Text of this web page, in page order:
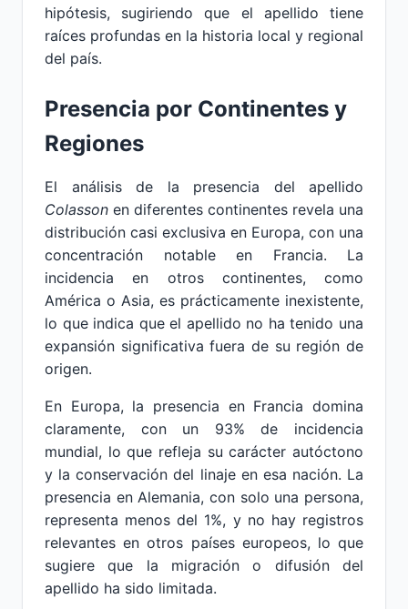
hipótesis, sugiriendo que el apellido tiene
raíces profundas en la historia local y regional
del país.
Presencia por Continentes y
Regiones
El análisis de la presencia del apellido
Colasson en diferentes continentes revela una
distribución casi exclusiva en Europa, con una
concentración notable en Francia. La
incidencia en otros continentes, como
América o Asia, es prácticamente inexistente,
lo que indica que el apellido no ha tenido una
expansión significativa fuera de su región de
origen.
En Europa, la presencia en Francia domina
claramente, con un 93% de incidencia
mundial, lo que refleja su carácter autóctono
y la conservación del linaje en esa nación. La
presencia en Alemania, con solo una persona,
representa menos del 1%, y no hay registros
relevantes en otros países europeos, lo que
sugiere que la migración o difusión del
apellido ha sido limitada.